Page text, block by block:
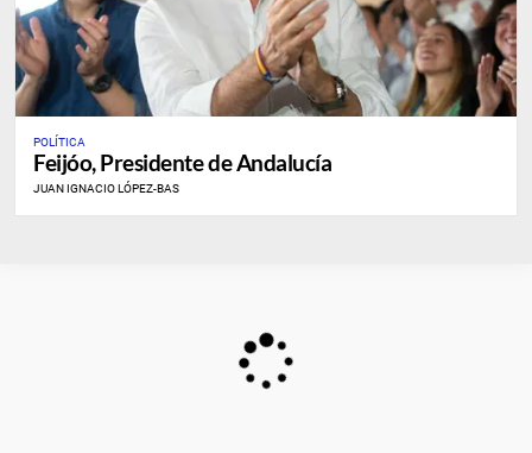
POLÍTICA
Feijóo, Presidente de Andalucía
JUAN IGNACIO LÓPEZ-BAS